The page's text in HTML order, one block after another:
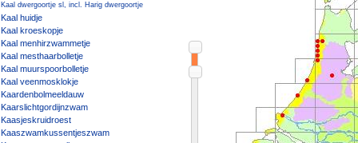
Kaal dwergoortje sl, incl. Harig dwergoortje
Kaal huidje
Kaal kroeskopje
Kaal menhirzwammetje
Kaal mesthaarbolletje
Kaal muurspoorbolletje
Kaal veenmosklokje
Kaardenbolmeeldauw
Kaarslichtgordijnzwam
Kaasjeskruidroest
Kaaszwamkussentjeszwam